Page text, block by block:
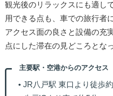
観光後のリラックスにも適し
用できる点も、車での旅行者
アクセス面の良さと設備の充
点にした滞在の見どころとな
主要駅・空港からのアクセス
• JR八戸駅 東口より徒歩